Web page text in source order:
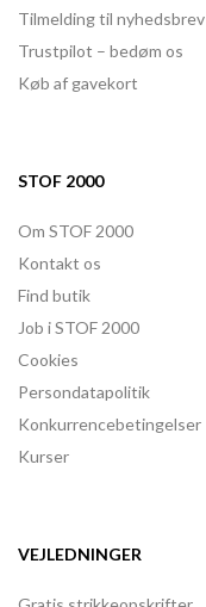
Tilmelding til nyhedsbrev
Trustpilot – bedøm os
Køb af gavekort
STOF 2000
Om STOF 2000
Kontakt os
Find butik
Job i STOF 2000
Cookies
Persondatapolitik
Konkurrencebetingelser
Kurser
VEJLEDNINGER